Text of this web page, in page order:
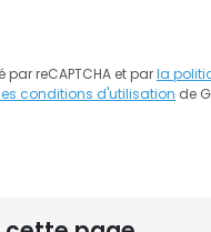
par reCAPTCHA et parla
conditions d'utilisation de